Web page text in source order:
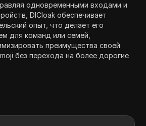
одновременными входами и
DICloak обеспечивает
опыт, что делает его
для команд или семей,
преимущества своей
без перехода на более дорогие